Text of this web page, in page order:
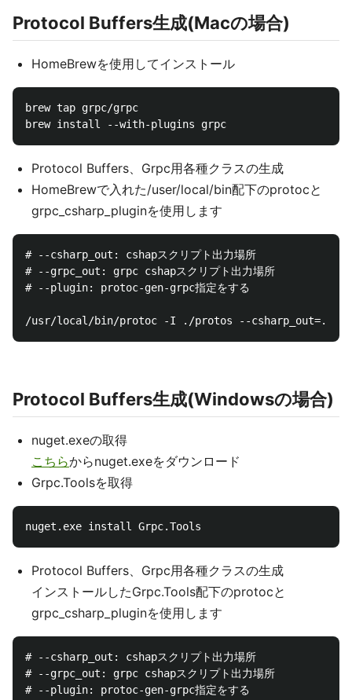
Protocol Buffers生成(Macの場合)
HomeBrewを使用してインストール
brew tap grpc/grpc
Protocol Buffers、Grpc用各種クラスの生成
HomeBrewで入れた/user/local/bin配下のprotocと
grpc_csharp_pluginを使用します
# --csharp_out: cshapスクリプト出力場所
# --grpc_out: grpc cshapスクリプト出力場所
# --plugin: protoc-gen-grpc指定をする
Protocol Buffers生成(Windowsの場合)
nuget.exeの取得
こちらからnuget.exeをダウンロード
Grpc.Toolsを取得
Protocol Buffers、Grpc用各種クラスの生成
インストールしたGrpc.Tools配下のprotocと
grpc_csharp_pluginを使用します
# --csharp_out: cshapスクリプト出力場所
# --grpc_out: grpc cshapスクリプト出力場所
# --plugin: protoc-gen-grpc指定をする